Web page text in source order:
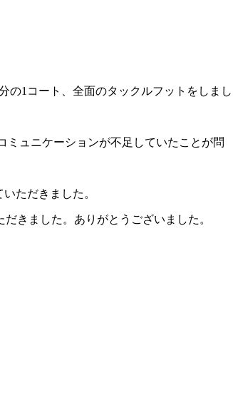
の1コート、全面のタックルフットをしまし
ミュニケーションが不足していたことが問
ただきました。
きました。ありがとうございました。